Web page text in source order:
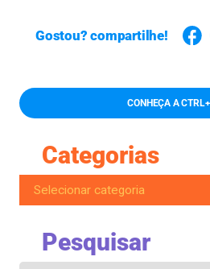
Gostou? compartilhe!
CONHEÇA A
Categorias
Pesquisar